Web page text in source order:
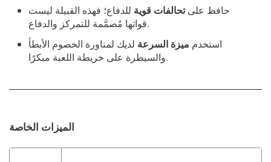
حافظ علىتحالفات قوية للدفاع؛ فهذه القبيلة ليست
قواتها مُصمَّمة للتمركز والدفاع.
استخدم ميزة السرعة لديك لمناورة الخصوم الأبطأ
والسيطرة على خريطة اللعبة مبكرًا.
الميزات الخاصة